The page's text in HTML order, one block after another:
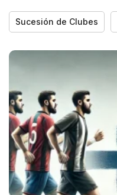
Sucesión de Clubes